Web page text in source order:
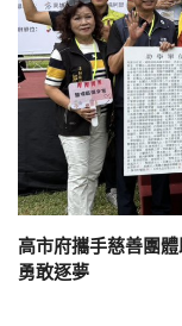
高市府攜手慈善團
勇敢逐夢